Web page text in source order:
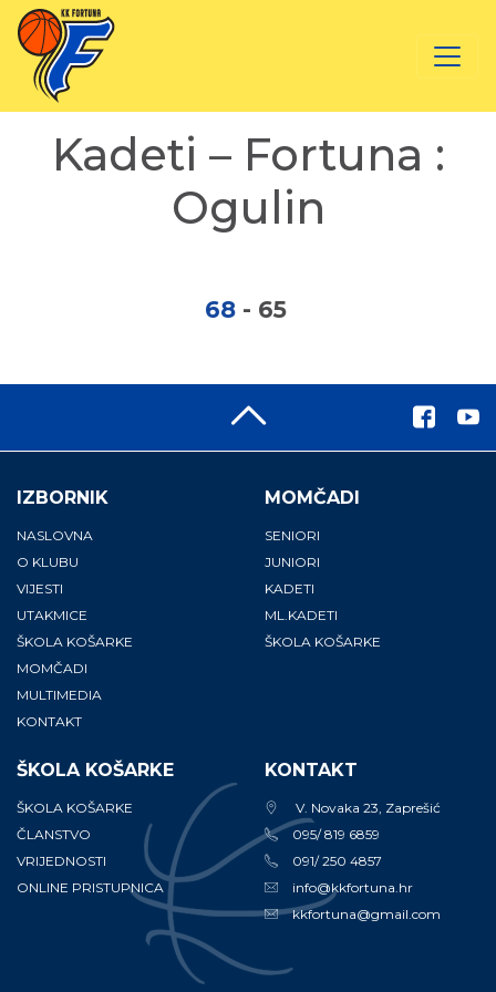
Kadeti – Fortuna :
Ogulin
68 - 65
IZBORNIK
NASLOVNA
O KLUBU
VIJESTI
UTAKMICE
ŠKOLA KOŠARKE
MOMČADI
MULTIMEDIA
KONTAKT
MOMČADI
SENIORI
JUNIORI
KADETI
ML.KADETI
ŠKOLA KOŠARKE
ŠKOLA KOŠARKE
ŠKOLA KOŠARKE
ČLANSTVO
VRIJEDNOSTI
ONLINE PRISTUPNICA
KONTAKT
V. Novaka 23, Zaprešić
095/ 819 6859
091/ 250 4857
info@kkfortuna.hr
kkfortuna@gmail.com